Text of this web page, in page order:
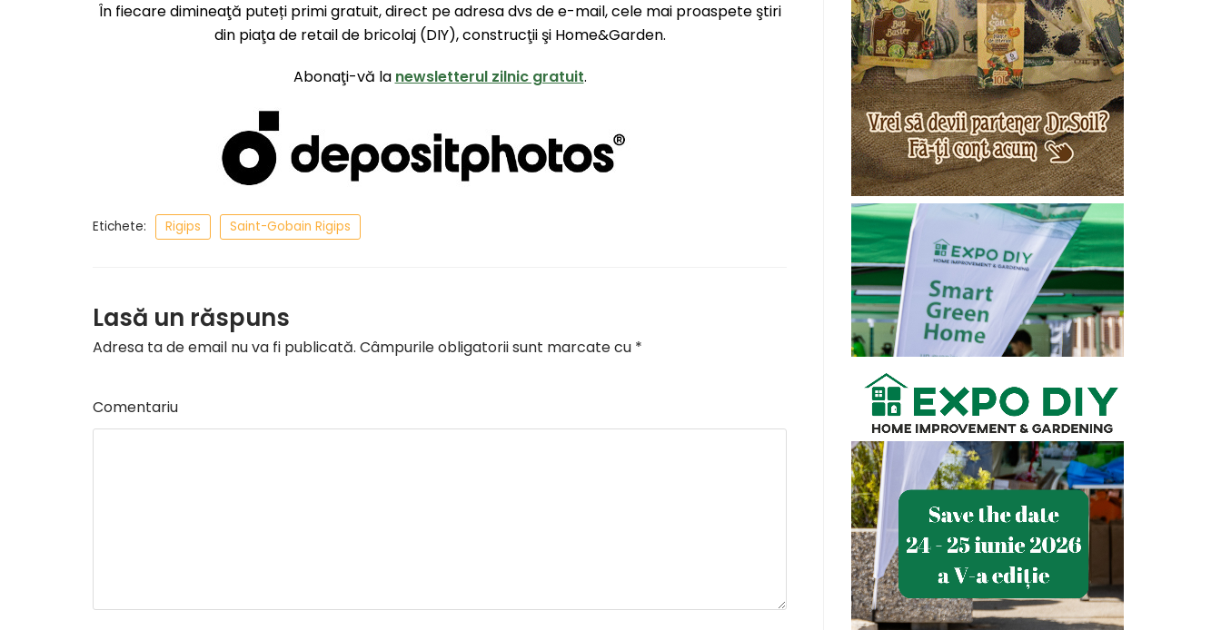
În fiecare dimineaţă puteți primi gratuit, direct pe adresa dvs de e-mail, cele mai proaspete ştiri
din piaţa de retail de bricolaj (DIY), construcţii şi Home&Garden.
Abonaţi-vă la newsletterul zilnic gratuit.
Etichete: Rigips Saint-Gobain Rigips
Lasă un răspuns
Adresa ta de email nu va fi publicată. Câmpurile obligatorii sunt marcate cu *
Comentariu